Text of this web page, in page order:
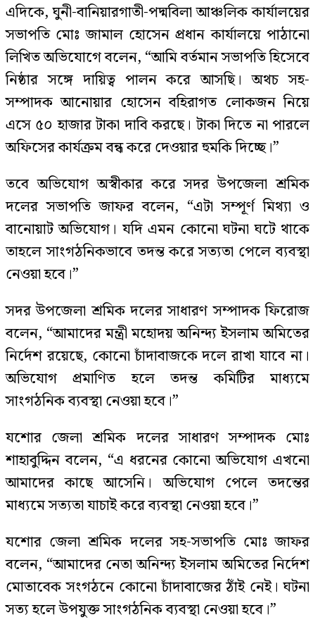
এদিকে, ঘুনী-বানিয়ারগাতী-পদ্মবিলা আঞ্চলিক কার্যালয়ের
সভাপতি মোঃ জামাল হোসেন প্রধান কার্যালয়ে পাঠানো
লিখিত অভিযোগে বলেন, “আমি বর্তমান সভাপতি হিসেবে
নিষ্ঠার সঙ্গে দায়িত্ব পালন করে আসছি। অথচ সহ-
সম্পাদক আনোয়ার হোসেন বহিরাগত লোকজন নিয়ে
এসে ৫০ হাজার টাকা দাবি করছে। টাকা দিতে না পারলে
অফিসের কার্যক্রম বন্ধ করে দেওয়ার হুমকি দিচ্ছে।”
তবে অভিযোগ অস্বীকার করে সদর উপজেলা শ্রমিক
দলের সভাপতি জাফর বলেন, “এটা সম্পূর্ণ মিথ্যা ও
বানোয়াট অভিযোগ। যদি এমন কোনো ঘটনা ঘটে থাকে
তাহলে সাংগঠনিকভাবে তদন্ত করে সত্যতা পেলে ব্যবস্থা
নেওয়া হবে।”
সদর উপজেলা শ্রমিক দলের সাধারণ সম্পাদক ফিরোজ
বলেন, “আমাদের মন্ত্রী মহোদয় অনিন্দ্য ইসলাম অমিতের
নির্দেশ রয়েছে, কোনো চাঁদাবাজকে দলে রাখা যাবে না।
অভিযোগ প্রমাণিত হলে তদন্ত কমিটির মাধ্যমে
সাংগঠনিক ব্যবস্থা নেওয়া হবে।”
যশোর জেলা শ্রমিক দলের সাধারণ সম্পাদক মোঃ
শাহাবুদ্দিন বলেন, “এ ধরনের কোনো অভিযোগ এখনো
আমাদের কাছে আসেনি। অভিযোগ পেলে তদন্তের
মাধ্যমে সত্যতা যাচাই করে ব্যবস্থা নেওয়া হবে।”
যশোর জেলা শ্রমিক দলের সহ-সভাপতি মোঃ জাফর
বলেন, “আমাদের নেতা অনিন্দ্য ইসলাম অমিতের নির্দেশ
মোতাবেক সংগঠনে কোনো চাঁদাবাজের ঠাঁই নেই। ঘটনা
সত্য হলে উপযুক্ত সাংগঠনিক ব্যবস্থা নেওয়া হবে।”